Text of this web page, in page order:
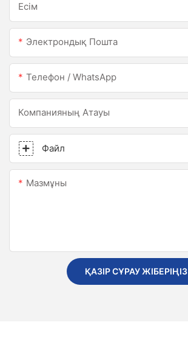
Есім
Электрондық Пошта
Телефон / WhatsApp
Компанияның Атауы
Файл
Мазмұны
ҚАЗІР СҰРАУ ЖІБЕРІҢІЗ